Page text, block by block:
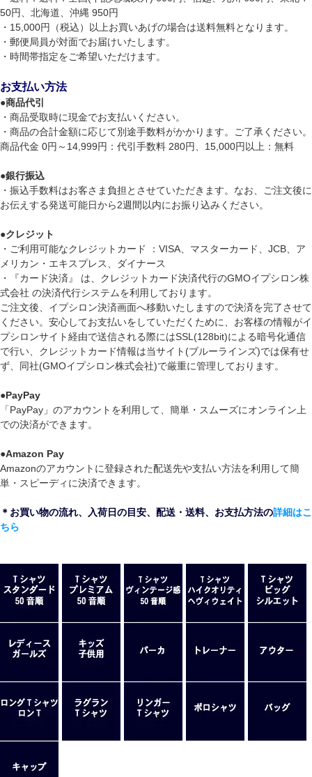
50円、北海道、沖縄 950円
・15,000円（税込）以上お買いあげの場合は送料無料となります。
・郵便局員が対面でお届けいたします。
・時間帯指定をご希望いただけます。
お支払い方法
●商品代引
・商品受取時に現金でお支払いください。
・商品の合計金額に応じて別途手数料がかかります。ご了承ください。
商品代金 0円～14,999円：代引手数料 280円、15,000円以上：無料
●銀行振込
・振込手数料はお客さま負担とさせていただきます。なお、ご注文後に
お伝えする発送可能日から2週間以内にお振り込みください。
●クレジット
・ご利用可能なクレジットカード ：VISA、マスターカード、JCB、ア
メリカン・エキスプレス、ダイナース
・『カード決済』 は、クレジットカード決済代行のGMOイプシロン株
式会社 の決済代行システムを利用しております。
ご注文後、イプシロン決済画面へ移動いたしますので決済を完了させて
ください。安心してお支払いをしていただくために、お客様の情報がイ
プシロンサイト経由で送信される際にはSSL(128bit)による暗号化通信
で行い、クレジットカード情報は当サイト(ブルーラインズ)では保有せ
ず、同社(GMOイプシロン株式会社)で厳重に管理しております。
●PayPay
「PayPay」のアカウントを利用して、簡単・スムーズにオンライン上
での決済ができます。
●Amazon Pay
Amazonのアカウントに登録された配送先や支払い方法を利用して簡
単・スピーディに決済できます。
＊お買い物の流れ、入荷日の目安、配送・送料、お支払方法の詳細はこ
ちら